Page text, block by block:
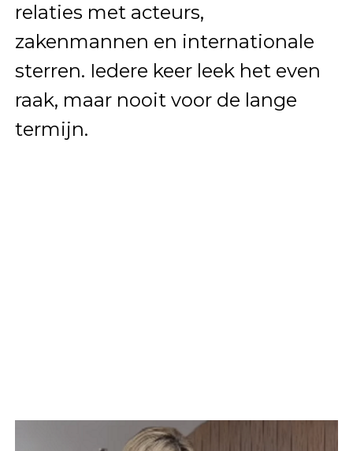
relaties met acteurs,
zakenmannen en internationale
sterren. Iedere keer leek het even
raak, maar nooit voor de lange
termijn.